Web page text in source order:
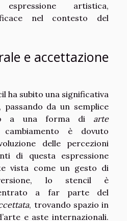
artistica,
nel contesto del
e accettazione
ha subito una significativa
da un semplice
a una forma di arte
è dovuto
delle percezioni
di questa espressione
vista come un gesto di
lo stencil è
entrato a far parte del
, trovando spazio in
e aste internazionali.